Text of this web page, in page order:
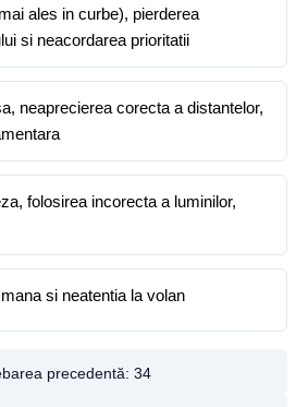
ales in curbe), pierderea
si neacordarea prioritatii
neaprecierea corecta a distantelor,
folosirea incorecta a luminilor,
si neatentia la volan
precedentă: 34